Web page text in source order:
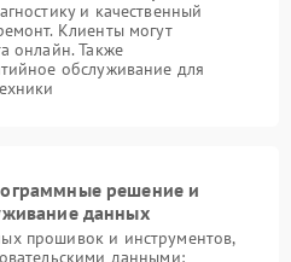
и качественный
Клиенты могут
онлайн. Также
обслуживание для
решение и
данных
прошивок и инструментов,
данными: